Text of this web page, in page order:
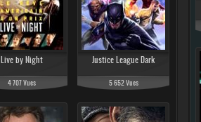
Live by Night
4 707 Vues
Justice League Dark
5 652 Vues